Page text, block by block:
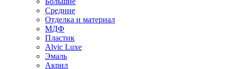
Средние
Отделка и материал
МДФ
Пластик
Alvic Luxe
Эмаль
Акрил